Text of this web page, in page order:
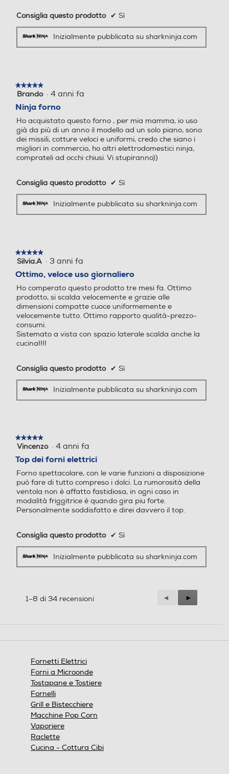
Consiglia questo prodotto ✔ Sì
Inizialmente pubblicata su sharkninja.com
★★★★★
★★★★★
5
5
stelle.
Brando · 4 anni fa
Ninja forno
Ho acquistato questo forno , per mia mamma, io uso
già da più di un anno il modello ad un solo piano, sono
dei missili, cotture veloci e uniformi, credo che siano i
migliori in commercio, ho altri elettrodomestici ninja,
comprateli ad occhi chiusi. Vi stupiranno))
Consiglia questo prodotto ✔ Sì
Inizialmente pubblicata su sharkninja.com
★★★★★
★★★★★
5
5
stelle.
Silvia.A · 3 anni fa
Ottimo, veloce uso giornaliero
Ho comperato questo prodotto tre mesi fa. Ottimo
prodotto, si scalda velocemente e grazie alle
dimensioni compatte cuoce uniformemente e
velocemente tutto. Ottimo rapporto qualità-prezzo-
consumi.
Sistemato a vista con spazio laterale scalda anche la
cucina!!!!
Consiglia questo prodotto ✔ Sì
Inizialmente pubblicata su sharkninja.com
★★★★★
★★★★★
5
5
stelle.
Vincenzo · 4 anni fa
Top dei forni elettrici
Forno spettacolare, con le varie funzioni a disposizione
può fare di tutto compreso i dolci. La rumorosità della
ventola non è affatto fastidiosa, in ogni caso in
modalità friggitrice è quando gira piu forte.
Personalmente soddisfatto e direi davvero il top.
Consiglia questo prodotto ✔ Sì
Inizialmente pubblicata su sharkninja.com
1–8 di 34 recensioni
Precedente
Reviews
◄
Successiva
Reviews
►
Fornetti Elettrici
Forni a Microonde
Tostapane e Tostiere
Fornelli
Grill e Bistecchiere
Macchine Pop Corn
Vaporiere
Raclette
Cucina - Cottura Cibi